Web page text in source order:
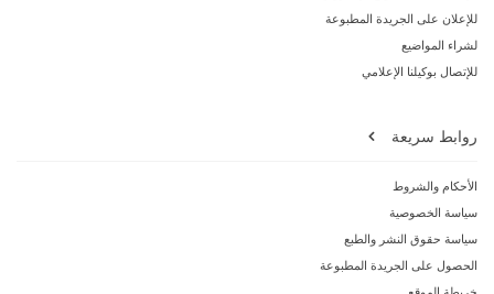
للإعلان على الجريدة المطبوعة
لشراء المواضيع
للإتصال بوكيلنا الإعلامي
روابط سريعة
الأحكام والشروط
سياسة الخصوصية
سياسة حقوق النشر والطبع
الحصول على الجريدة المطبوعة